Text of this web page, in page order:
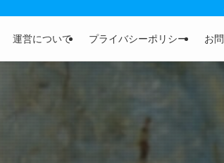
運営について プライバシーポリシー お